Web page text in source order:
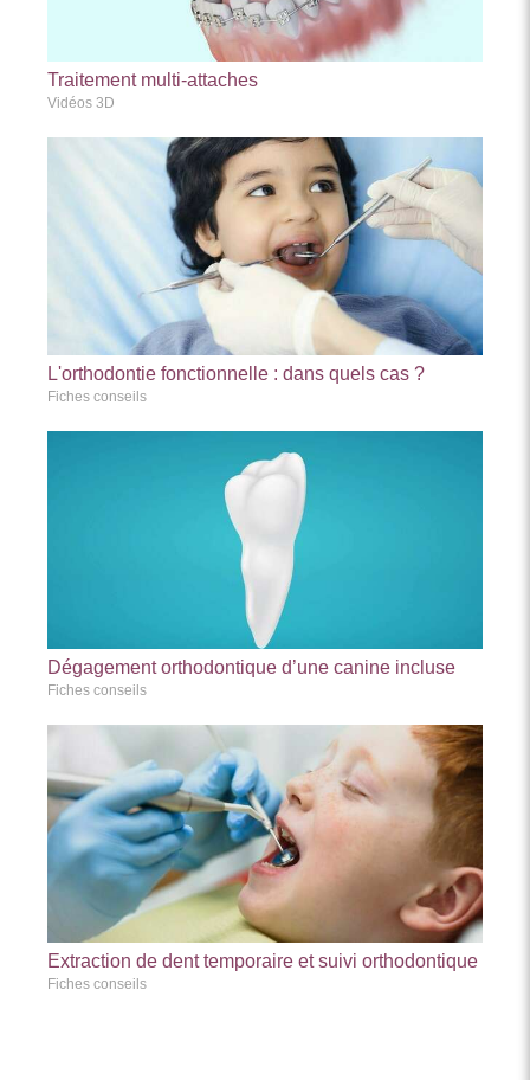
Traitement multi-attaches
Vidéos 3D
L'orthodontie fonctionnelle : dans quels cas ?
Fiches conseils
Dégagement orthodontique d’une canine incluse
Fiches conseils
Extraction de dent temporaire et suivi orthodontique
Fiches conseils